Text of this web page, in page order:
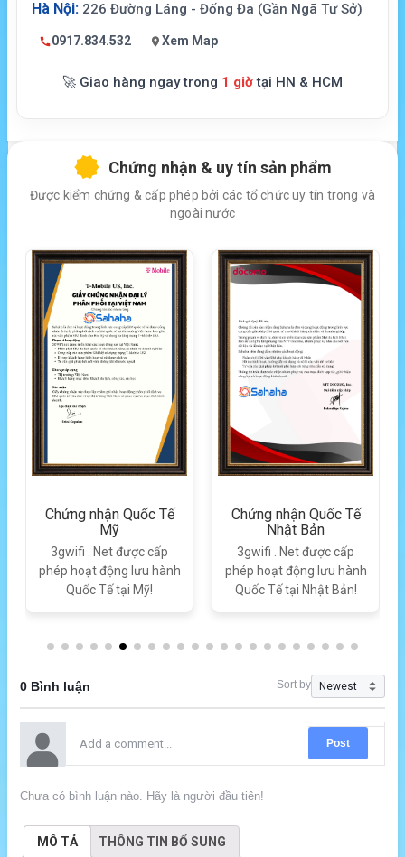
Hà Nội: 226 Đường Láng - Đống Đa (Gần Ngã Tư Sở)
0917.834.532 Xem Map
🚀 Giao hàng ngay trong 1 giờtại HN & HCM
Chứng nhận & uy tín sản phẩm
Được kiểm chứng & cấp phép bởi các tổ chức uy tín trong và
ngoài nước
Chứng nhận Quốc Tế
Mỹ
3gwifi . Net được cấp
phép hoạt động lưu hành
Quốc Tế tại Mỹ!
Chứng nhận Quốc Tế
Nhật Bản
3gwifi . Net được cấp
phép hoạt động lưu hành
Quốc Tế tại Nhật Bản!
0 Bình luận Sort by
Post
Chưa có bình luận nào. Hãy là người đầu tiên!
MÔ TẢ THÔNG TIN BỔ SUNG